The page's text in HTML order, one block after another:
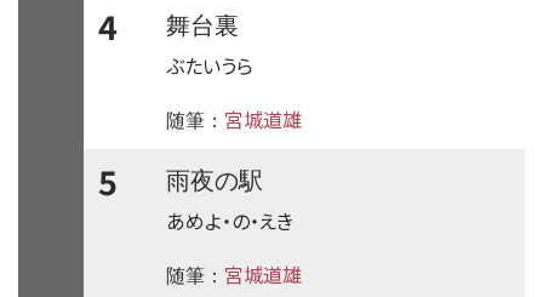
4
舞台裏
ぶたいうら
随筆： 宮城道雄
5
雨夜の駅
あめよ・の・えき
随筆： 宮城道雄